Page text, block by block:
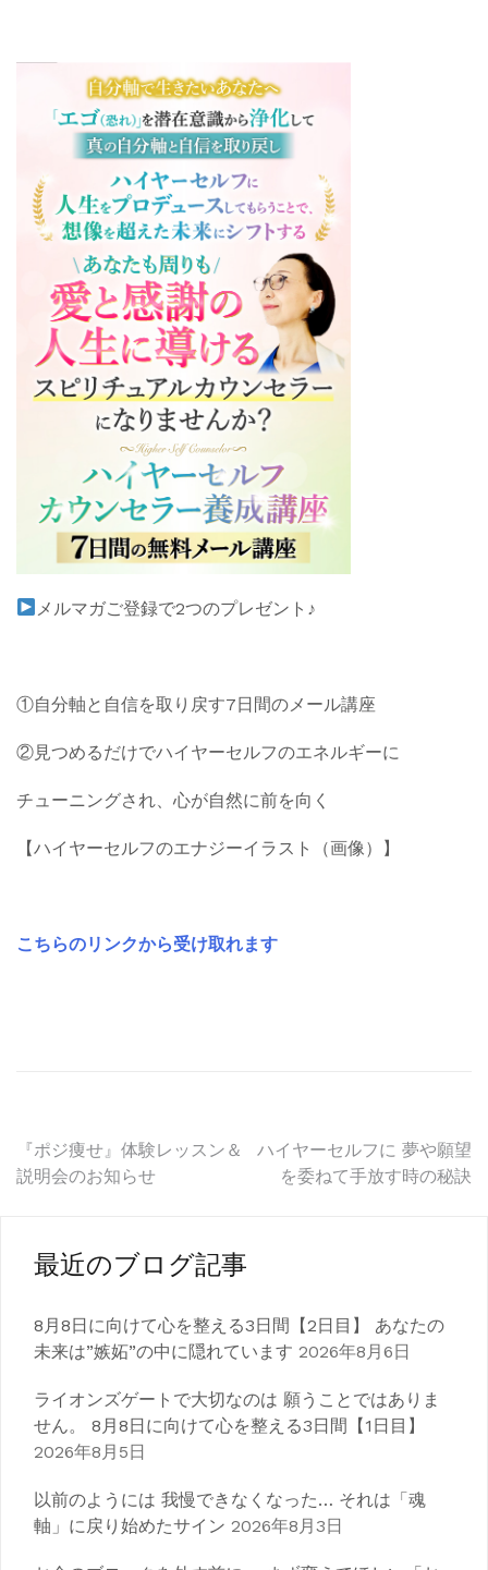
メルマガご登録で2つのプレゼント♪
①自分軸と自信を取り戻す7日間のメール講座
②見つめるだけでハイヤーセルフのエネルギーに
チューニングされ、心が自然に前を向く
【ハイヤーセルフのエナジーイラスト（画像）】
こちらのリンクから受け取れます
投
稿
ビ
ゲ
ー
シ
ョ
ン
『ポジ痩せ』体験レッスン＆
説明会のお知らせ
ハイヤーセルフに 夢や願望
を委ねて手放す時の秘訣
最近のブログ記事
8月8日に向けて心を整える3日間【2日目】 あなたの
未来は”嫉妬”の中に隠れています 2026年8月6日
ライオンズゲートで大切なのは 願うことではありま
せん。 8月8日に向けて心を整える3日間【1日目】
2026年8月5日
以前のようには 我慢できなくなった… それは「魂
軸」に戻り始めたサイン 2026年8月3日